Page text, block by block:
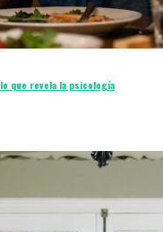
que revela la psicología